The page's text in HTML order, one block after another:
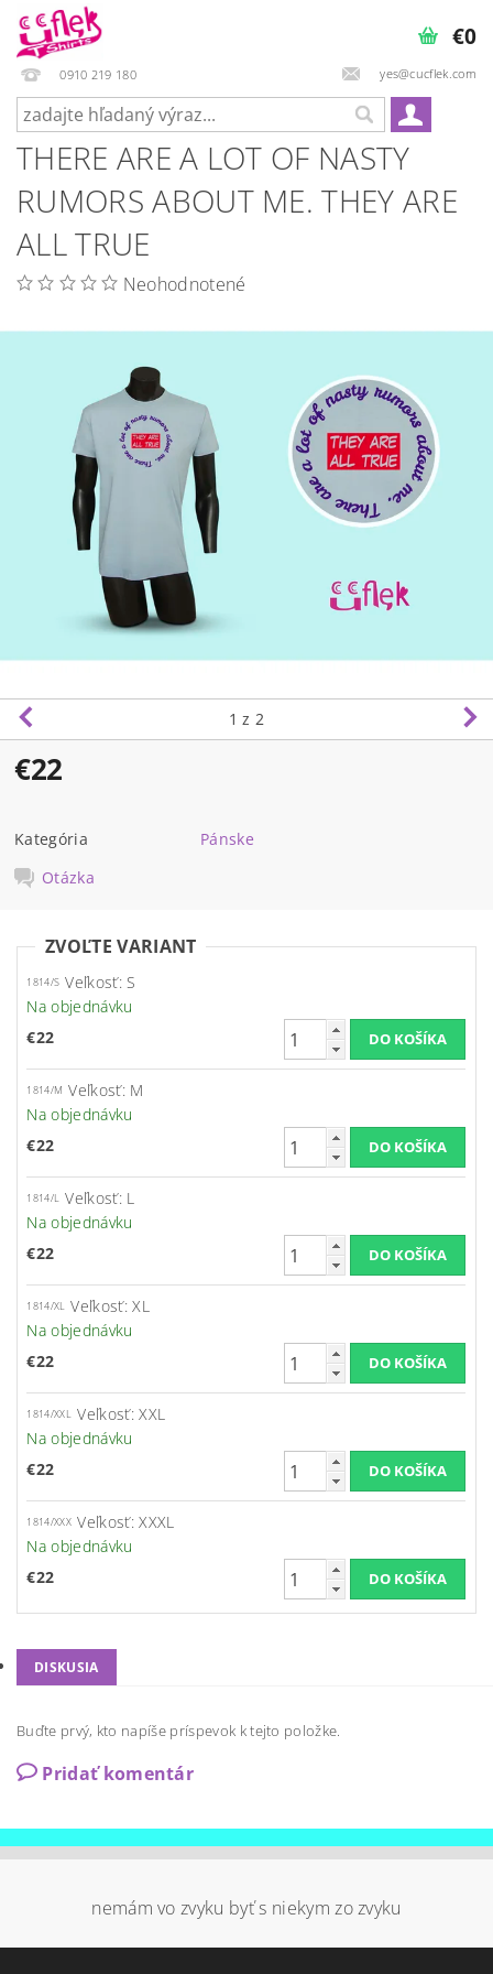
0910 219 180 yes@cucflek.com
€0
THERE ARE A LOT OF NASTY
RUMORS ABOUT ME. THEY ARE
ALL TRUE
Neohodnotené
1 z 2
€22
Kategória
Pánske
Otázka
ZVOĽTE VARIANT
1814/S Veľkosť: S
Na objednávku
€22
1814/M Veľkosť: M
Na objednávku
€22
1814/L Veľkosť: L
Na objednávku
€22
1814/XL Veľkosť: XL
Na objednávku
€22
1814/XXL Veľkosť: XXL
Na objednávku
€22
1814/XXX Veľkosť: XXXL
Na objednávku
€22
DISKUSIA
Buďte prvý, kto napíše príspevok k tejto položke.
Pridať komentár
nemám vo zvyku byť s niekym zo zvyku